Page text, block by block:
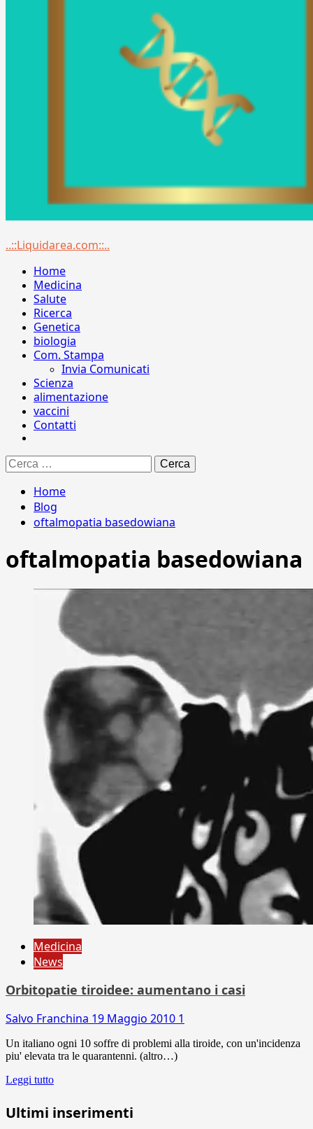
Menu
..::Liquidarea.com::..
Home
Medicina
Salute
Ricerca
Genetica
biologia
Com. Stampa
Invia Comunicati
Scienza
alimentazione
vaccini
Contatti
Ricerca
per:
Home
Blog
oftalmopatia basedowiana
oftalmopatia basedowiana
Medicina
News
Orbitopatie tiroidee: aumentano i casi
Salvo Franchina 19 Maggio 2010 1
Un italiano ogni 10 soffre di problemi alla tiroide, con un'incidenza
piu' elevata tra le quarantenni. (altro…)
Leggi tutto
Ultimi inserimenti